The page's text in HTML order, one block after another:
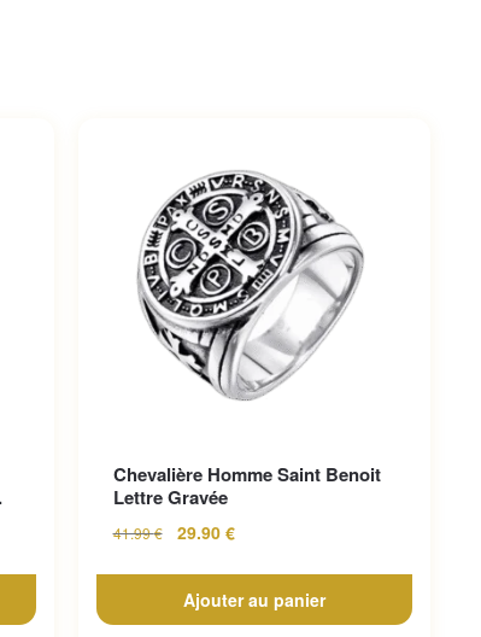
Chevalière Homme Saint Benoit
Lettre Gravée
41.99€ 29.90 €
Ajouter au panier